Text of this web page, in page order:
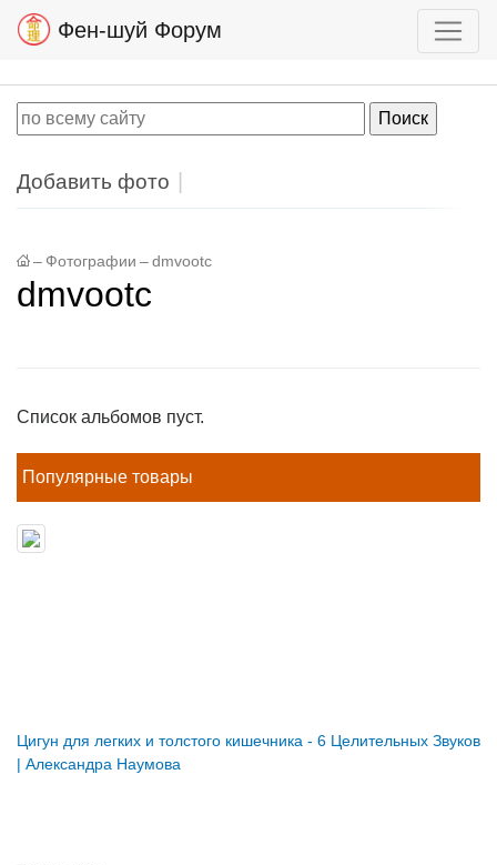
Фен-шуй Форум
Добавить фото
– Фотографии – dmvootc
dmvootc
Список альбомов пуст.
Популярные товары
Цигун для легких и толстого кишечника - 6 Целительных Звуков
| Александра Наумова